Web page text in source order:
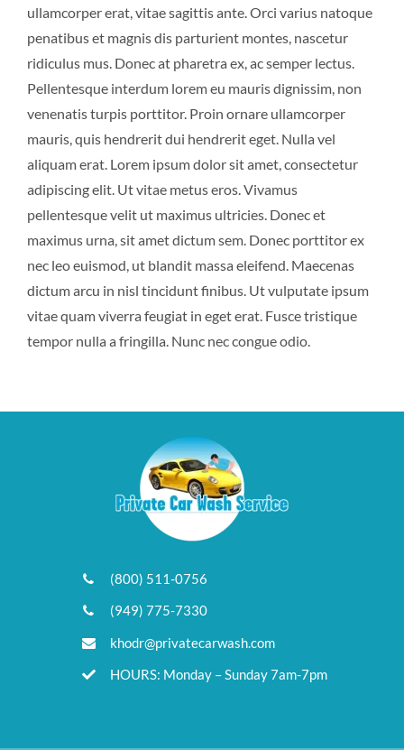
ullamcorper erat, vitae sagittis ante. Orci varius natoque
penatibus et magnis dis parturient montes, nascetur
ridiculus mus. Donec at pharetra ex, ac semper lectus.
Pellentesque interdum lorem eu mauris dignissim, non
venenatis turpis porttitor. Proin ornare ullamcorper
mauris, quis hendrerit dui hendrerit eget. Nulla vel
aliquam erat. Lorem ipsum dolor sit amet, consectetur
adipiscing elit. Ut vitae metus eros. Vivamus
pellentesque velit ut maximus ultricies. Donec et
maximus urna, sit amet dictum sem. Donec porttitor ex
nec leo euismod, ut blandit massa eleifend. Maecenas
dictum arcu in nisl tincidunt finibus. Ut vulputate ipsum
vitae quam viverra feugiat in eget erat. Fusce tristique
tempor nulla a fringilla. Nunc nec congue odio.
(800) 511-0756
(949) 775-7330
khodr@privatecarwash.com
HOURS: Monday – Sunday 7am-7pm